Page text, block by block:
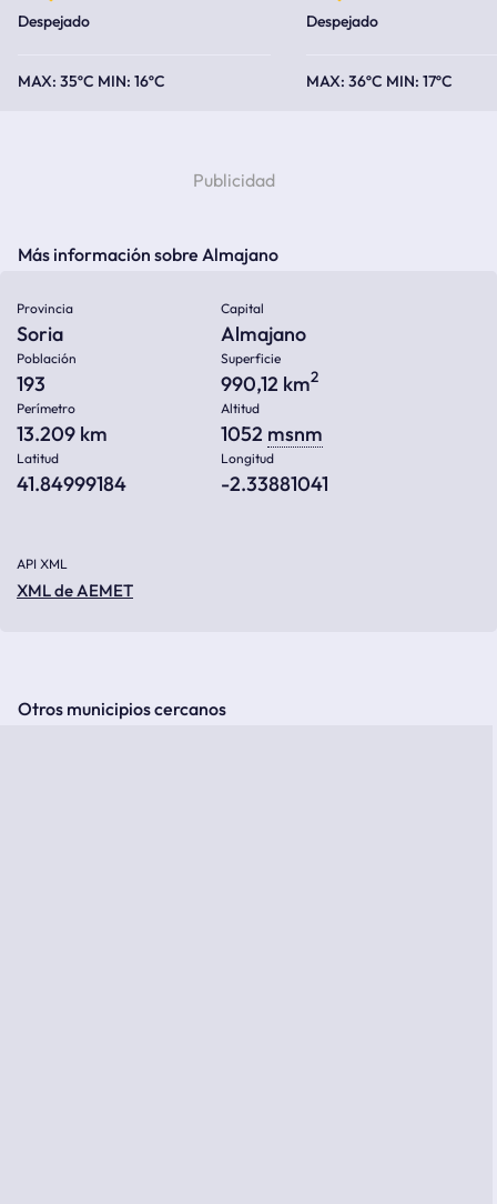
Despejado
35ºC 16ºC
Despejado
36ºC 17ºC
Más información sobre Almajano
Provincia
Soria
Capital
Almajano
Población
193
Superficie
990,12 km2
Perímetro
13.209 km
Altitud
1052 msnm
Latitud
41.84999184
Longitud
-2.33881041
API XML
XML de AEMET
Otros municipios cercanos